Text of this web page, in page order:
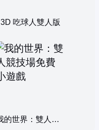
3D 吃球人雙人版
我的世界：雙人競技場